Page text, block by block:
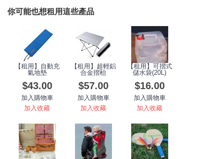
你可能也想租用這些產品
【租用】自動充
氣地墊
$43.00
加入購物車
加入收藏
【租用】超輕鋁
合金摺枱
$57.00
加入購物車
加入收藏
【租用】可摺式
儲水袋(20L)
$16.00
加入購物車
加入收藏